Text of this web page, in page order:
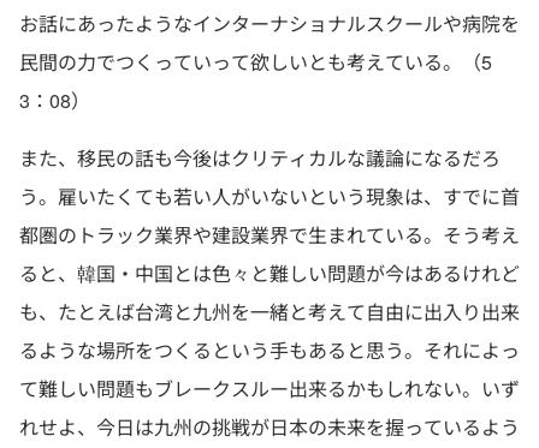
お話にあったようなインターナショナルスクールや病院を
民間の力でつくっていって欲しいとも考えている。（5
3：08）
また、移民の話も今後はクリティカルな議論になるだろ
う。雇いたくても若い人がいないという現象は、すでに首
都圏のトラック業界や建設業界で生まれている。そう考え
ると、韓国・中国とは色々と難しい問題が今はあるけれど
も、たとえば台湾と九州を一緒と考えて自由に出入り出来
るような場所をつくるという手もあると思う。それによっ
て難しい問題もブレークスルー出来るかもしれない。いず
れせよ、今日は九州の挑戦が日本の未来を握っているよう